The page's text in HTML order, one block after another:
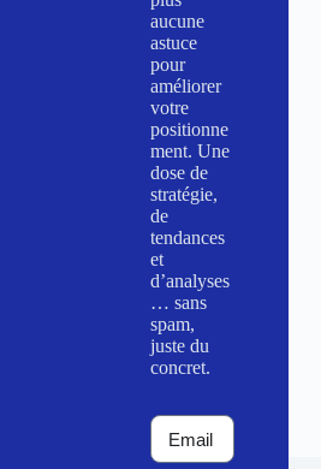
aucune
astuce
pour
améliorer
votre
positionne
ment. Une
dose de
stratégie,
de
tendances
et
d’analyses
… sans
spam,
juste du
concret.